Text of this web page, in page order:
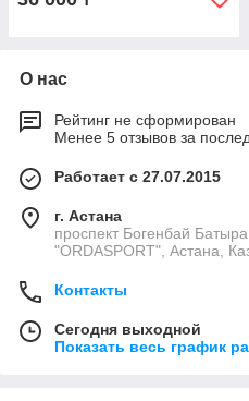
О нас
Рейтинг не сформирован
Менее 5 отзывов за
Работает с 27.07.2015
г. Астана
проспект Богенбай
"ORDASPORT", Астана,
Контакты
Сегодня выходной
Показать весь график